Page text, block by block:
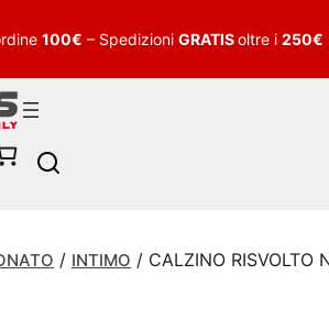
100€ – Spedizioni GRATISoltre i 250€
c
/ INTIMO / CALZINO RISVOLTO